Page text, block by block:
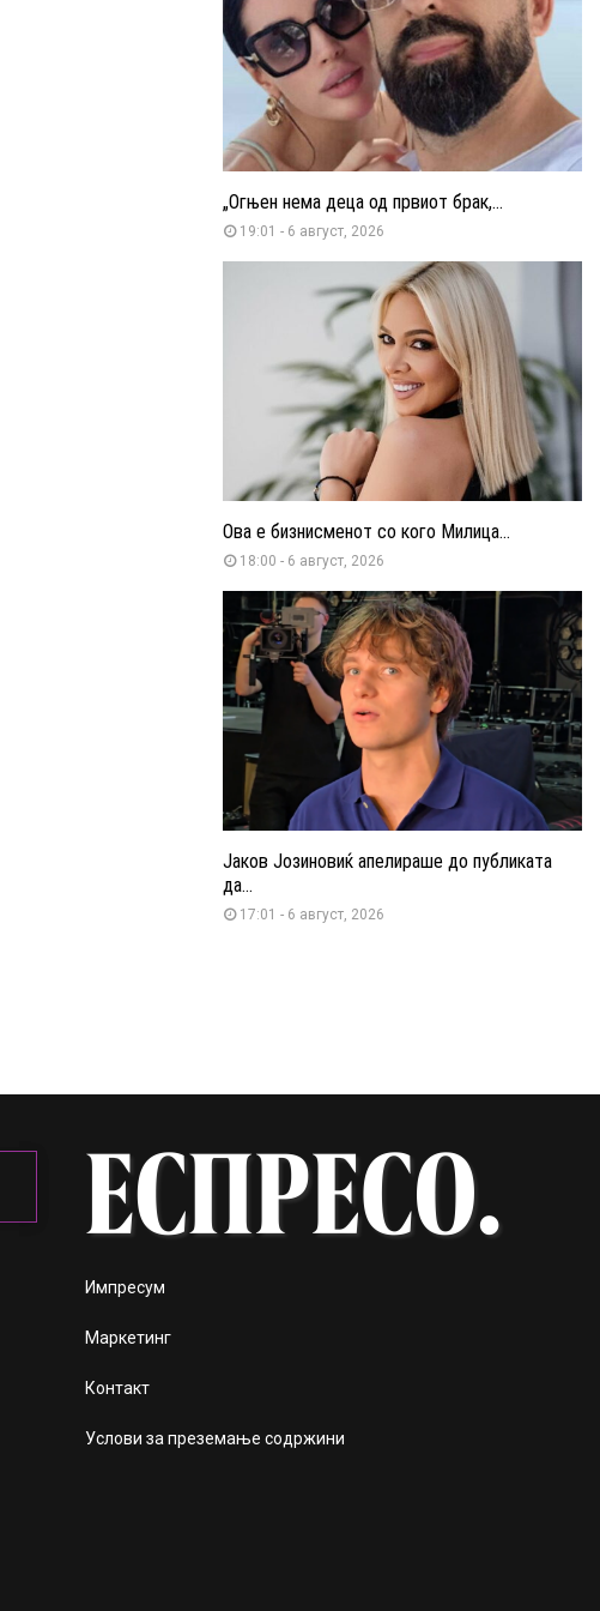
„Огњен нема деца од првиот брак,...
19:01 - 6 август, 2026
Ова е бизнисменот со кого Милица...
18:00 - 6 август, 2026
Јаков Јозиновиќ апелираше до публиката
да...
17:01 - 6 август, 2026
Импресум
Маркетинг
Контакт
Услови за преземање содржини